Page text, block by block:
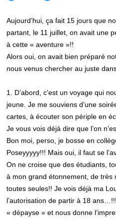
Aujourd’hui, ça fait 15 jours que
partant, le 11 juillet, on avait une
à cette « aventure »!!
Alors oui, on avait bien préparé
nous venus chercher au juste
1. D’abord, c’est un voyage qui
jeune. Je me souviens d’une
cartes, à écouter son périple en
Je vous vois déjà dire que l’on
Bon moi, perso, je bosse en
Poseyyyyy!!! Mais oui, il faut se
On ne croise que des étudiants,
à mon grand étonnement, de très
toutes seules!! Je vois déjà ma
l’autorisation de partir à 18
« dépayse » et nous donne